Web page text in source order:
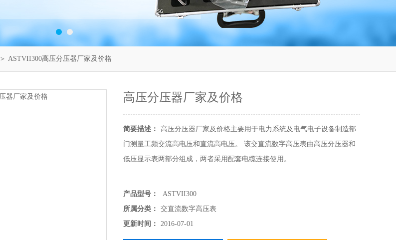
＞ ASTVII300高压分压器厂家及价格
高压分压器厂家及价格
简要描述：
高压分压器厂家及价格主要用于电力系统及电气电子设备制造部
门测量工频交流高电压和直流高电压。 该交直流数字高压表由高压分压器和
低压显示表两部分组成，两者采用配套电缆连接使用。
产品型号：
ASTVII300
所属分类：
交直流数字高压表
更新时间：
2016-07-01